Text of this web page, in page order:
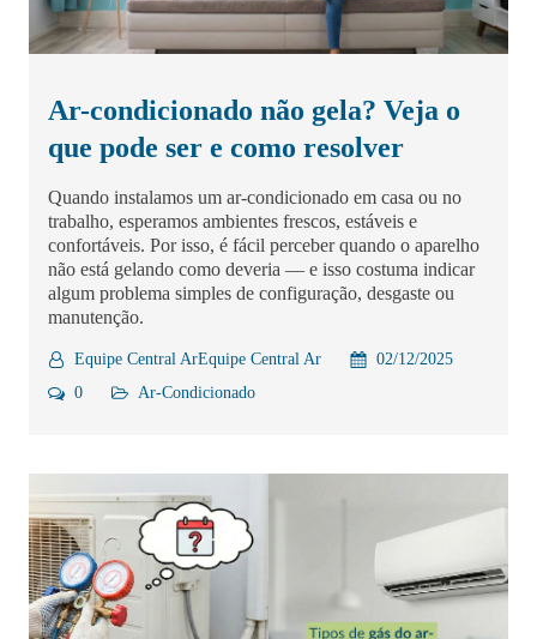
Ar-condicionado não gela? Veja o
que pode ser e como resolver
Quando instalamos um ar-condicionado em casa ou no
trabalho, esperamos ambientes frescos, estáveis e
confortáveis. Por isso, é fácil perceber quando o aparelho
não está gelando como deveria — e isso costuma indicar
algum problema simples de configuração, desgaste ou
manutenção.
Equipe Central ArEquipe Central Ar
02/12/2025
0
Ar-Condicionado